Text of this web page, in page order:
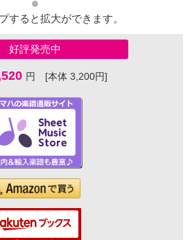
すると拡大ができます。
好評発売中
円 [本体 3,200円]